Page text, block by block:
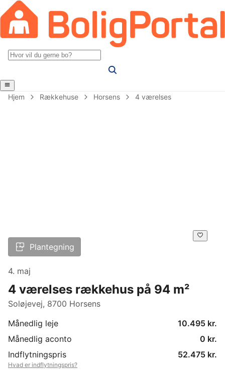
Hjem Rækkehuse Horsens 4 værelses
Plantegning
4. maj
4 værelses rækkehus på 94 m²
Soløjevej, 8700 Horsens
Månedlig leje
10.495 kr.
Månedlig aconto
0 kr.
Indflytningspris
52.475 kr.
Hvad er indflytningspris?